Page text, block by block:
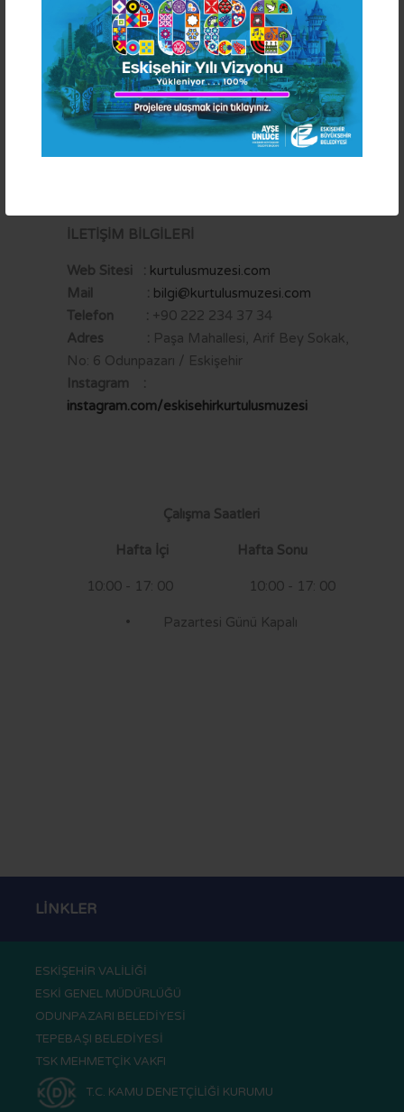
yılının başına kadar 300 bine yakın ziyaretçiyi
ağırlamıştır.
Eskişehir Kurtuluş Müzesi
( İletişim Bilgileri )
İLETİŞİM BİLGİLERİ
Web Sitesi : kurtulusmuzesi.com
Mail : bilgi@kurtulusmuzesi.com
Telefon : +90 222 234 37 34
Adres : Paşa Mahallesi, Arif Bey Sokak,
No: 6 Odunpazarı / Eskişehir
Instagram :
instagram.com/eskisehirkurtulusmuzesi
Çalışma Saatleri
Hafta İçi Hafta Sonu
10:00 - 17: 00 10:00 - 17: 00
• Pazartesi Günü Kapalı
LİNKLER
ESKİŞEHİR VALİLİĞİ
ESKİ GENEL MÜDÜRLÜĞÜ
ODUNPAZARI BELEDİYESİ
TEPEBAŞI BELEDİYESİ
TSK MEHMETÇİK VAKFI
T.C. KAMU DENETÇİLİĞİ KURUMU